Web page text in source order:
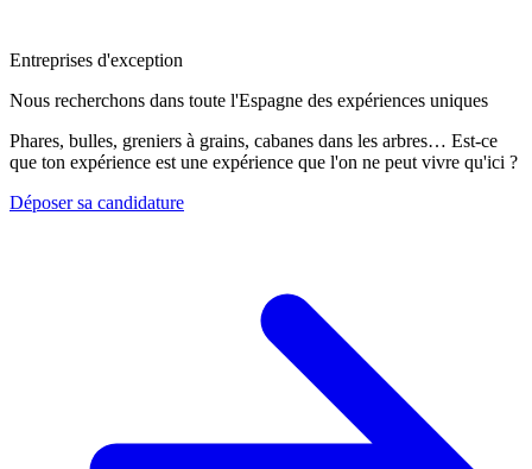
Entreprises d'exception
Nous recherchons dans toute l'Espagne des expériences uniques
Phares, bulles, greniers à grains, cabanes dans les arbres… Est-ce
que ton expérience est une expérience que l'on ne peut vivre qu'ici ?
Déposer sa candidature